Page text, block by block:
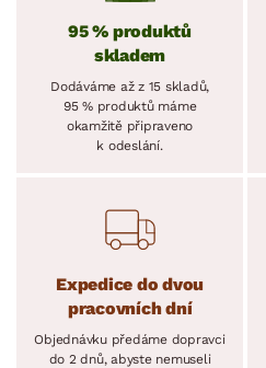
95 % produktů
skladem
Dodáváme až z 15 skladů,
95 % produktů máme
okamžitě připraveno
k odeslání.
Expedice do dvou
pracovních dní
Objednávku předáme dopravci
do 2 dnů, abyste nemuseli